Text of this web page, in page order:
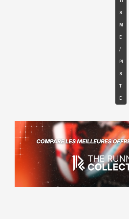
S
M
E
/
PI
S
T
E